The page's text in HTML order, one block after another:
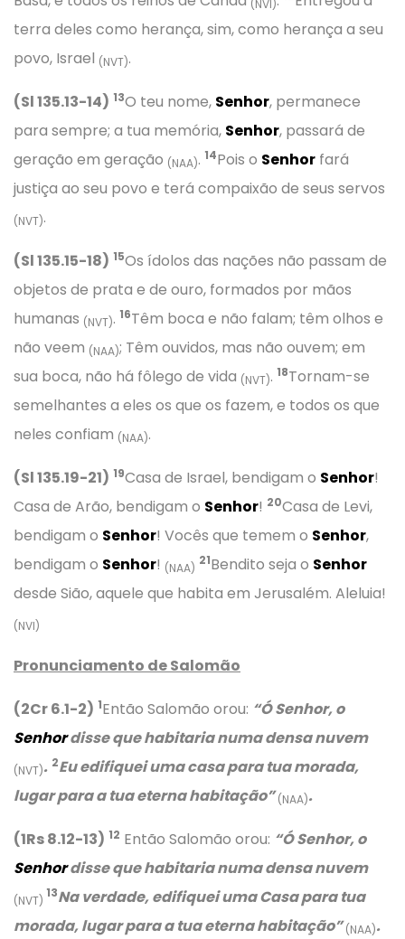
(NVI)
terra deles como herança, sim, como herança a seu
povo, Israel (NVT).
(Sl 135.13-14) 13O teu nome, Senhor, permanece
para sempre; a tua memória, Senhor, passará de
geração em geração (NAA). 14Pois o Senhor fará
justiça ao seu povo e terá compaixão de seus servos
(NVT).
(Sl 135.15-18) 15Os ídolos das nações não passam de
objetos de prata e de ouro, formados por mãos
humanas (NVT). 16Têm boca e não falam; têm olhos e
não veem (NAA); Têm ouvidos, mas não ouvem; em
sua boca, não há fôlego de vida (NVT). 18Tornam-se
semelhantes a eles os que os fazem, e todos os que
neles confiam (NAA).
(Sl 135.19-21) 19Casa de Israel, bendigam o Senhor!
Casa de Arão, bendigam o Senhor! 20Casa de Levi,
bendigam o Senhor! Vocês que temem o Senhor,
bendigam o Senhor! (NAA)
21Bendito seja o Senhor
desde Sião, aquele que habita em Jerusalém. Aleluia!
(NVI)
Pronunciamento de Salomão
(2Cr 6.1-2) 1Então Salomão orou: “Ó Senhor, o
Senhordisse que habitaria numa densa nuvem
(NVT). 2Eu edifiquei uma casa para tua morada,
lugar para a tua eterna habitação”(NAA).
(1Rs 8.12-13) 12 Então Salomão orou: “Ó Senhor, o
Senhordisse que habitaria numa densa nuvem
(NVT)
13Na verdade, edifiquei uma Casa para tua
morada, lugar para a tua eterna habitação”(NAA).